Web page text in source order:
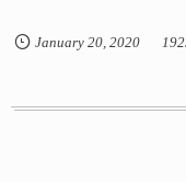
January 20, 2020